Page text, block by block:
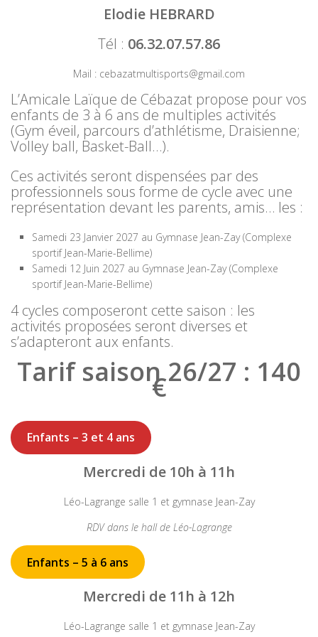
Elodie HEBRARD
Tél : 06.32.07.57.86
Mail : cebazatmultisports@gmail.com
L’Amicale Laïque de Cébazat propose pour vos
enfants de 3 à 6 ans de multiples activités
(Gym éveil, parcours d’athlétisme, Draisienne;
Volley ball, Basket-Ball…).
Ces activités seront dispensées par des
professionnels sous forme de cycle avec une
représentation devant les parents, amis… les :
Samedi 23 Janvier 2027 au Gymnase Jean-Zay (Complexe
sportif Jean-Marie-Bellime)
Samedi 12 Juin 2027 au Gymnase Jean-Zay (Complexe
sportif Jean-Marie-Bellime)
4 cycles composeront cette saison : les
activités proposées seront diverses et
s’adapteront aux enfants.
Tarif saison 26/27 : 140
€
Enfants – 3 et 4 ans
Mercredi de 10h à 11h
Léo-Lagrange salle 1 et gymnase Jean-Zay
RDV dans le hall de Léo-Lagrange
Enfants – 5 à 6 ans
Mercredi de 11h à 12h
Léo-Lagrange salle 1 et gymnase Jean-Zay